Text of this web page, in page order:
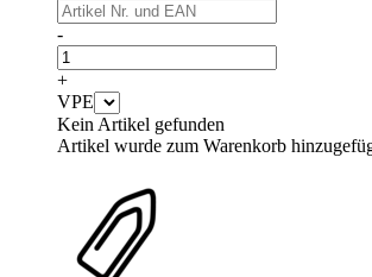
-
+
VPE
Kein Artikel gefunden
Artikel wurde zum Warenkorb